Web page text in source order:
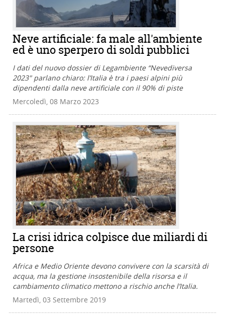
Neve artificiale: fa male all'ambiente
ed è uno sperpero di soldi pubblici
I dati del nuovo dossier di Legambiente “Nevediversa
2023" parlano chiaro: l’Italia è tra i paesi alpini più
dipendenti dalla neve artificiale con il 90% di piste
Mercoledì, 08 Marzo 2023
La crisi idrica colpisce due miliardi di
persone
Africa e Medio Oriente devono convivere con la scarsità di
acqua, ma la gestione insostenibile della risorsa e il
cambiamento climatico mettono a rischio anche l’Italia.
Martedì, 03 Settembre 2019